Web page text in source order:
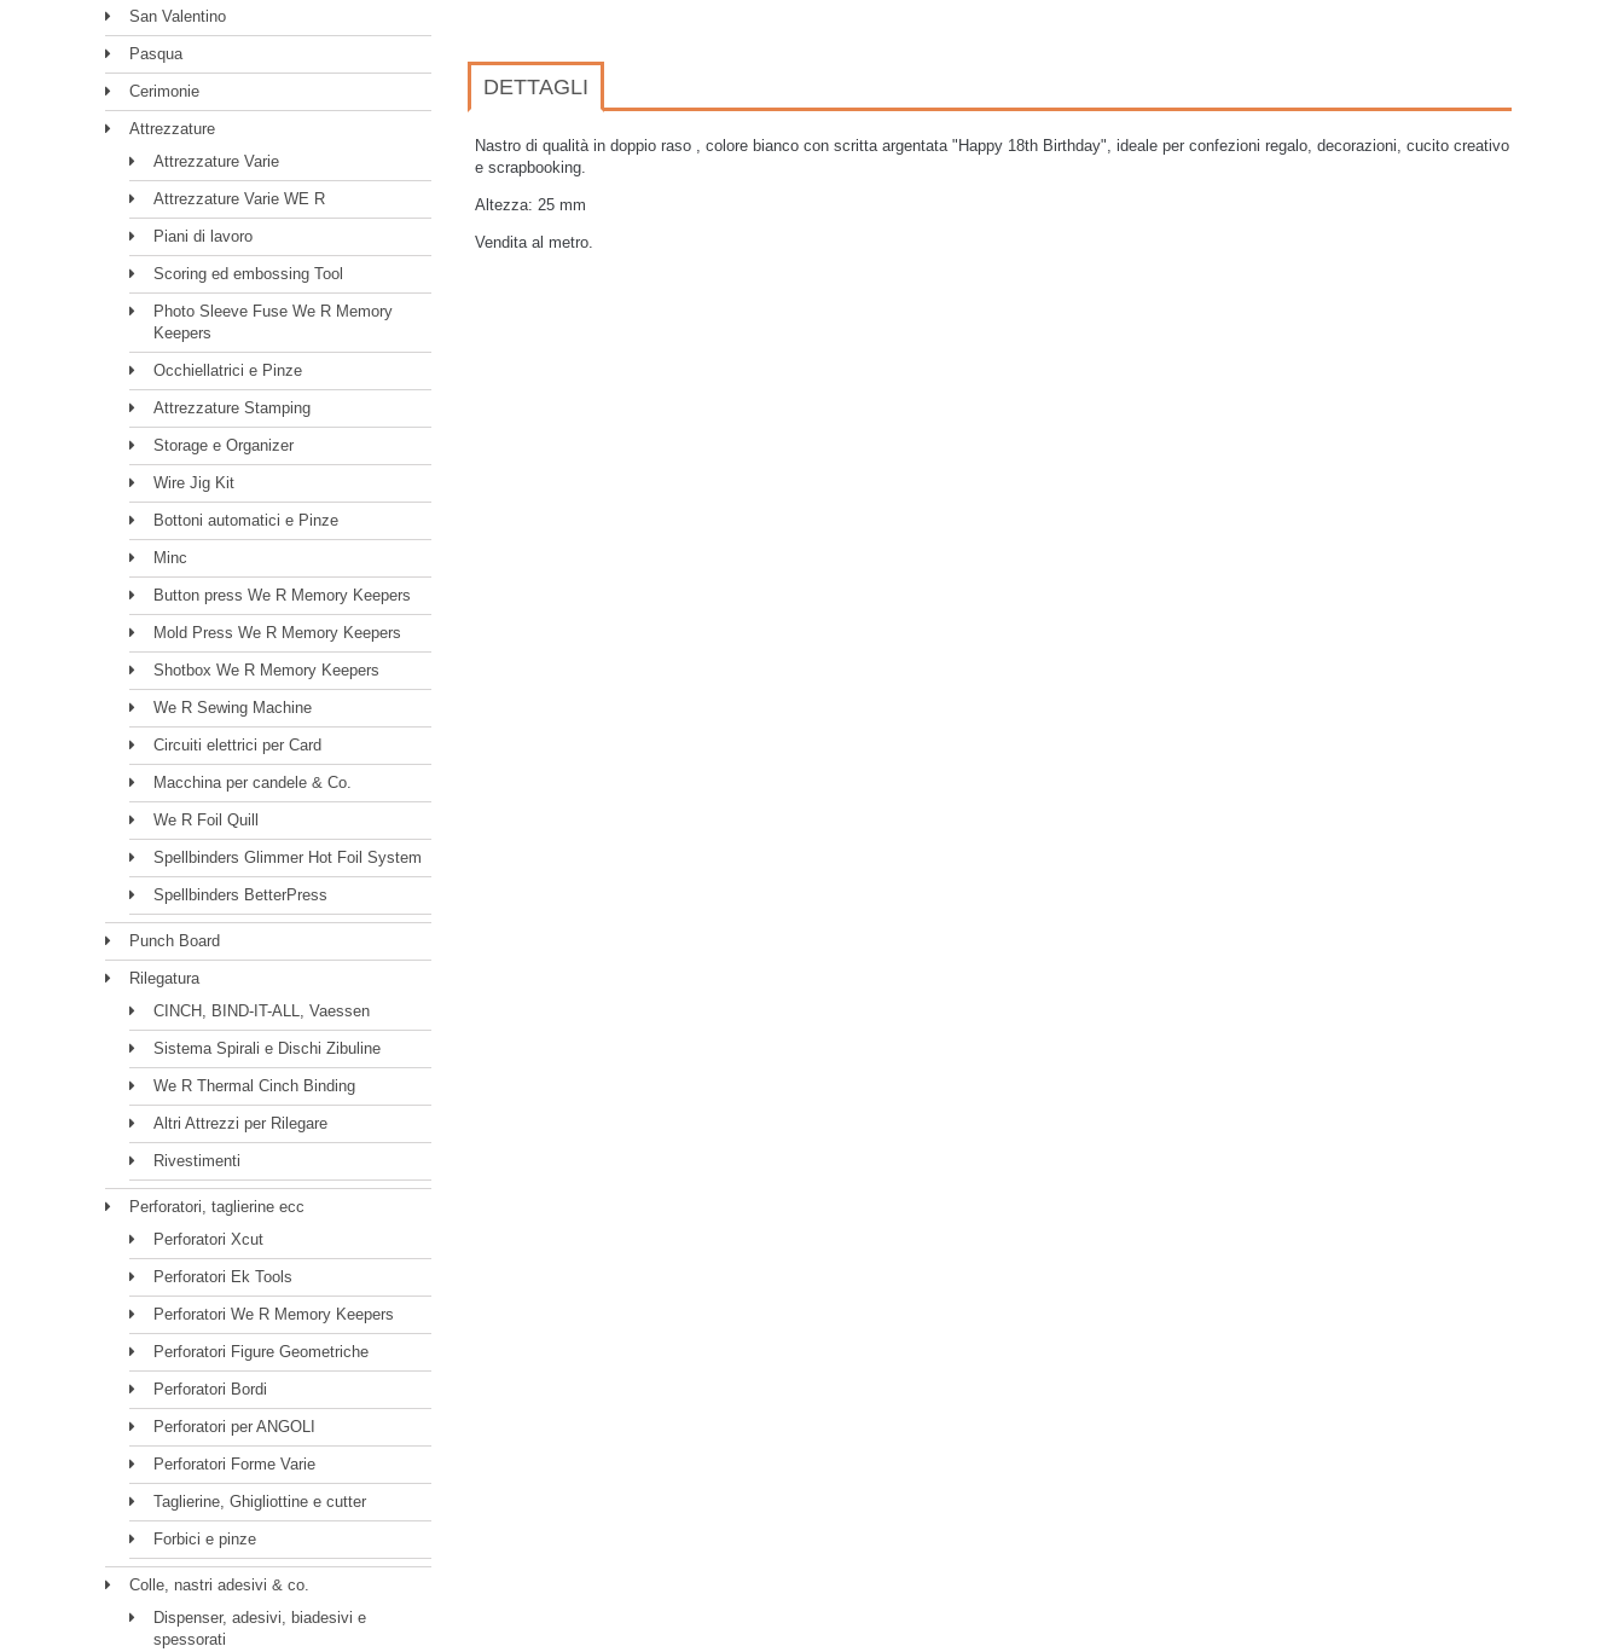
San Valentino
Pasqua
Cerimonie
Attrezzature
Attrezzature Varie
Attrezzature Varie WE R
Piani di lavoro
Scoring ed embossing Tool
Photo Sleeve Fuse We R Memory
Keepers
Occhiellatrici e Pinze
Attrezzature Stamping
Storage e Organizer
Wire Jig Kit
Bottoni automatici e Pinze
Minc
Button press We R Memory Keepers
Mold Press We R Memory Keepers
Shotbox We R Memory Keepers
We R Sewing Machine
Circuiti elettrici per Card
Macchina per candele & Co.
We R Foil Quill
Spellbinders Glimmer Hot Foil System
Spellbinders BetterPress
Punch Board
Rilegatura
CINCH, BIND-IT-ALL, Vaessen
Sistema Spirali e Dischi Zibuline
We R Thermal Cinch Binding
Altri Attrezzi per Rilegare
Rivestimenti
Perforatori, taglierine ecc
Perforatori Xcut
Perforatori Ek Tools
Perforatori We R Memory Keepers
Perforatori Figure Geometriche
Perforatori Bordi
Perforatori per ANGOLI
Perforatori Forme Varie
Taglierine, Ghigliottine e cutter
Forbici e pinze
Colle, nastri adesivi & co.
Dispenser, adesivi, biadesivi e
spessorati
DETTAGLI
Nastro di qualità in doppio raso , colore bianco con scritta argentata "Happy 18th Birthday", ideale per confezioni regalo, decorazioni, cucito creativo
e scrapbooking.
Altezza: 25 mm
Vendita al metro.